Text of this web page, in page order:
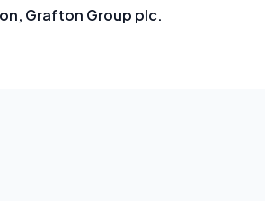
Grafton Group plc.